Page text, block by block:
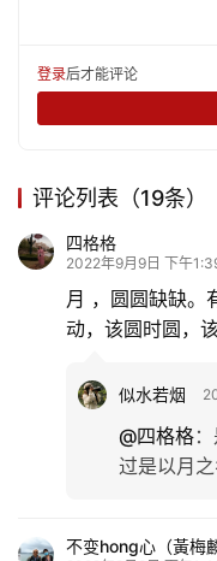
登录后才能评论
评论列表（19条）
四格格
2022年9月9日 下午
月 ，圆圆缺缺。
动，该圆时圆，该
似水若烟
@四格格：
过是以月
不变hong心（黃梅麟